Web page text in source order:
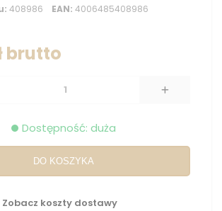
408986 EAN: 4006485408986
brutto
Dostępność: duża
DO KOSZYKA
Zobacz koszty dostawy